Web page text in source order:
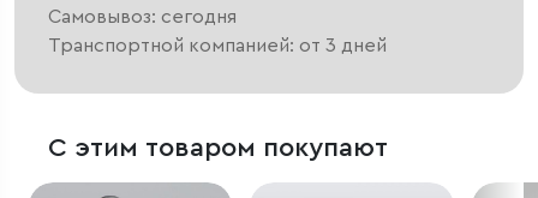
Самовывоз: сегодня
Транспортной компанией: от 3 дней
С этим товаром покупают